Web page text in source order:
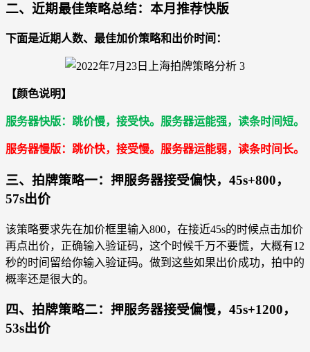
二、近期最佳策略总结：本月推荐快版
下面是近期人数、最佳加价策略和出价时间：
【颜色说明】
服务器快版：跳价慢，接受快。服务器运能强，读条时间短。
服务器慢版：跳价快，接受慢。服务器运能弱，读条时间长。
三、拍牌策略一：押服务器接受偏快，45s+800，
57s出价
该策略要求先在加价框里输入800，在接近45s的时候点击加价
再点出价，正确输入验证码，这个时候千万不要慌，大概有12
秒的时间留给你输入验证码。做到这些如果出价成功，拍中的
概率还是很大的。
四、拍牌策略二：押服务器接受偏慢，45s+1200，
53s出价